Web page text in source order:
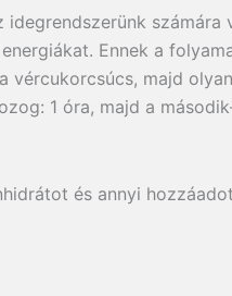
idegrendszerünk számára
Ennek a
vércukorcsúcs, majd
1 óra, majd a
és annyi